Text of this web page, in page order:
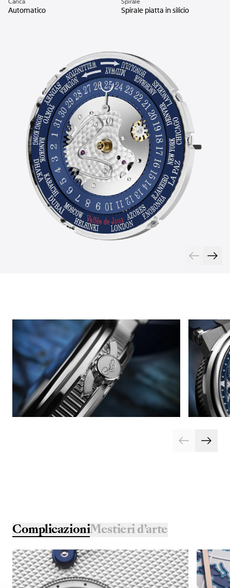
Automatico Spirale piatta in silicio
ComplicazioniMestieri d’arte